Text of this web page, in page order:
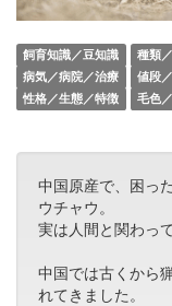
飼育知識／豆知識 種類
病気／病院／治療
値段
性格／生態／特徴
毛色
中国原産で、困っ
ウチャウ。
実は人間と関わっ
中国では古くから
れてきました。